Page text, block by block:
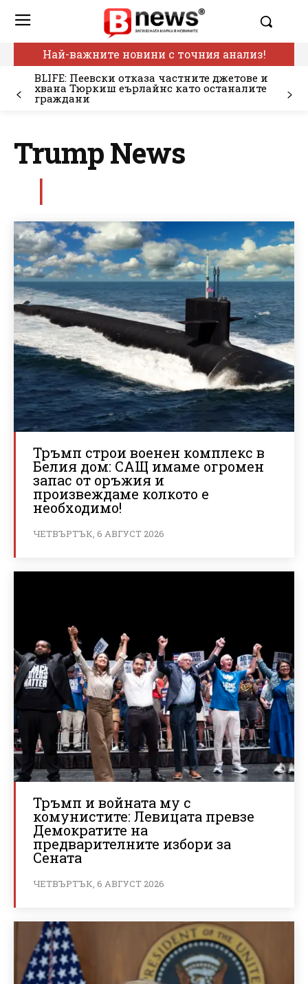
Най-важните новини с точния анализ!
BLIFE: Пеевски отказа частните джетове и
хвана Тюркиш еърлайнс като останалите
граждани
Trump News
Тръмп строи военен комплекс в
Белия дом: САЩ имаме огромен
запас от оръжия и
произвеждаме колкото е
необходимо!
ЧЕТВЪРТЪК, 6 АВГУСТ 2026
Тръмп и войната му с
комунистите: Левицата превзе
Демократите на
предварителните избори за
Сената
ЧЕТВЪРТЪК, 6 АВГУСТ 2026